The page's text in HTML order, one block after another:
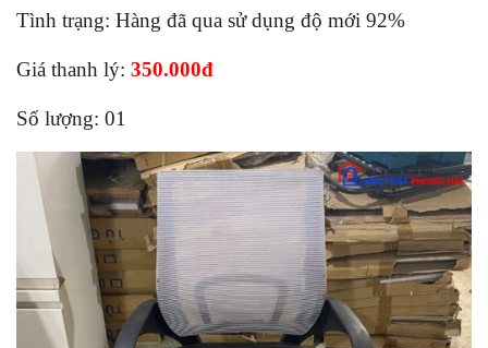
Tình trạng: Hàng đã qua sử dụng độ mới 92%
Giá thanh lý: 350.000đ
Số lượng: 01